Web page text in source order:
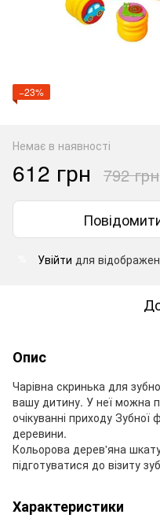
−23%
Немає в наявності
612 грн 792 грн
Увійти для
Опис
Чарівна скринька для
вашу дитину. У неї можна
очікуванні приходу Зубної
деревини.
Кольорова дерев'яна
підготуватися до візиту
Характеристики